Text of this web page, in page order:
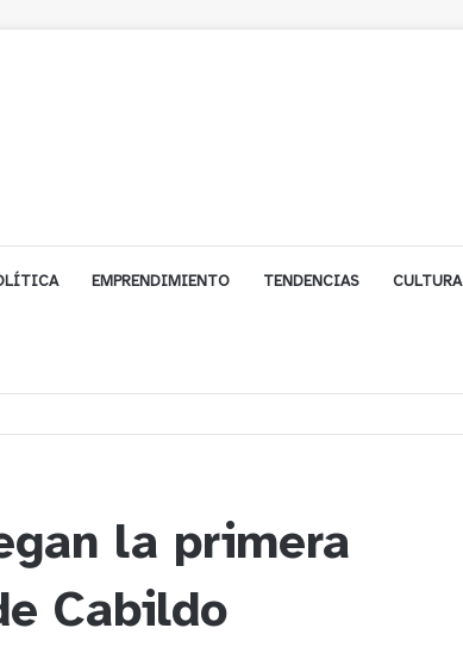
EMPRENDIMIENTO TENDENCIAS CULTURA
a ocho robos violentos en Placilla y Curauma
la primera
Cabildo